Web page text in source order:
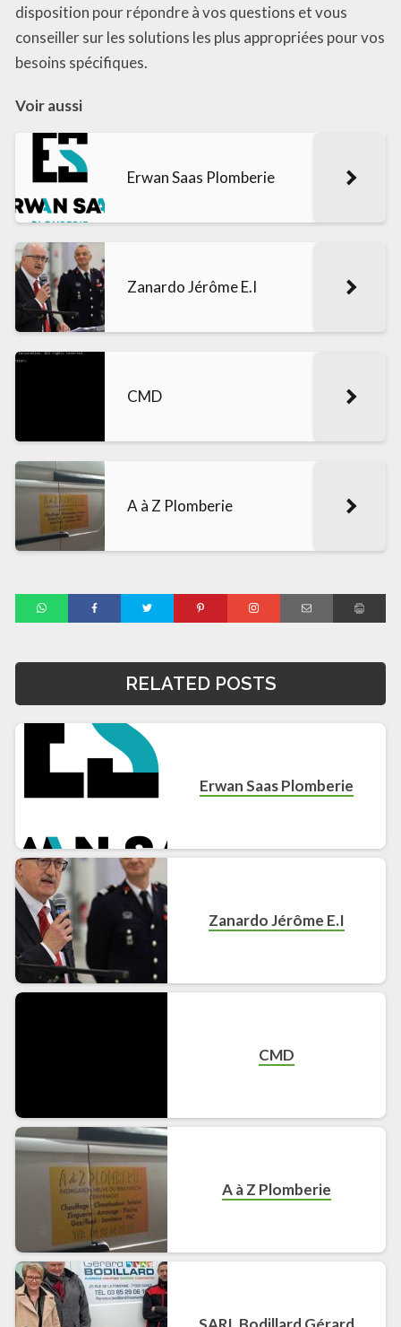
disposition pour répondre à vos questions et vous
conseiller sur les solutions les plus appropriées pour vos
besoins spécifiques.
Voir aussi
Erwan Saas Plomberie
Zanardo Jérôme E.I
CMD
A à Z Plomberie
RELATED POSTS
Erwan Saas Plomberie
Zanardo Jérôme E.I
CMD
A à Z Plomberie